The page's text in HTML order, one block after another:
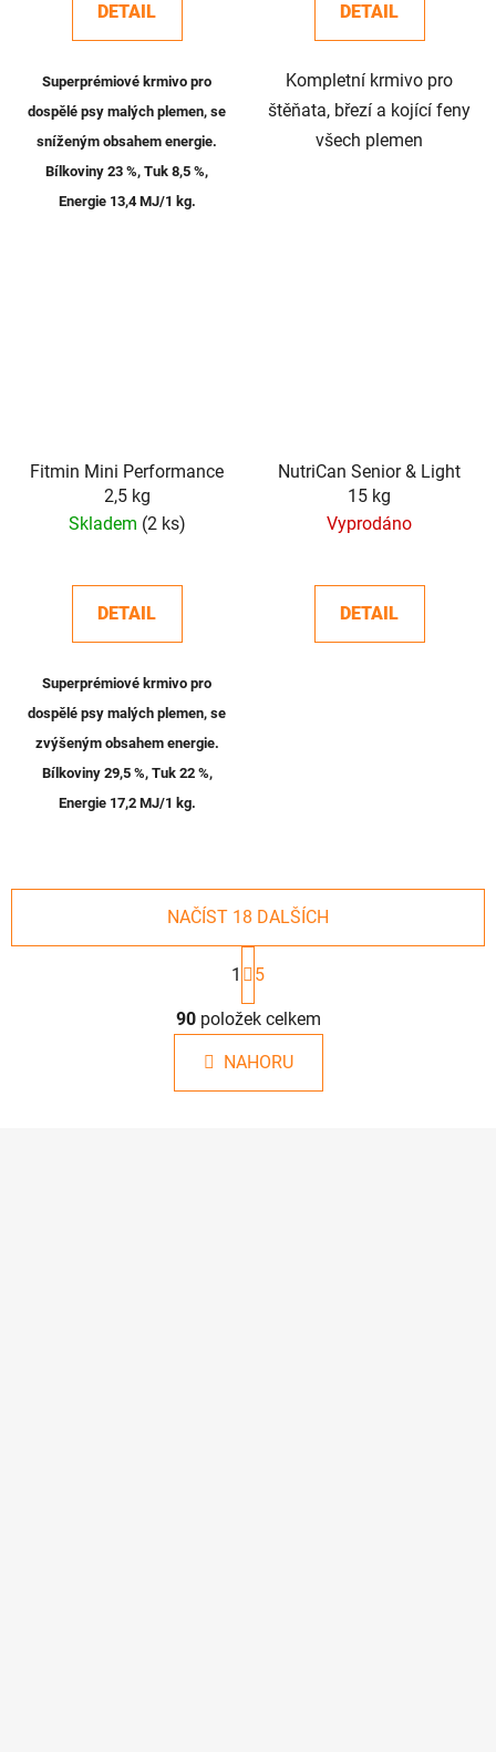
DETAIL
Superprémiové krmivo pro
dospělé psy malých plemen, se
sníženým obsahem energie.
Bílkoviny 23 %, Tuk 8,5 %,
Energie 13,4 MJ/1 kg.
DETAIL
Kompletní krmivo pro
štěňata, březí a kojící feny
všech plemen
Fitmin Mini Performance
2,5 kg
Skladem (2 ks)
DETAIL
Superprémiové krmivo pro
dospělé psy malých plemen, se
zvýšeným obsahem energie.
Bílkoviny 29,5 %, Tuk 22 %,
Energie 17,2 MJ/1 kg.
NutriCan Senior & Light
15 kg
Vyprodáno
DETAIL
O
v
l
á
d
NAČÍST 18 DALŠÍCH
S
t
r
á
n
k
1 5
90položek celkem
NAHORU